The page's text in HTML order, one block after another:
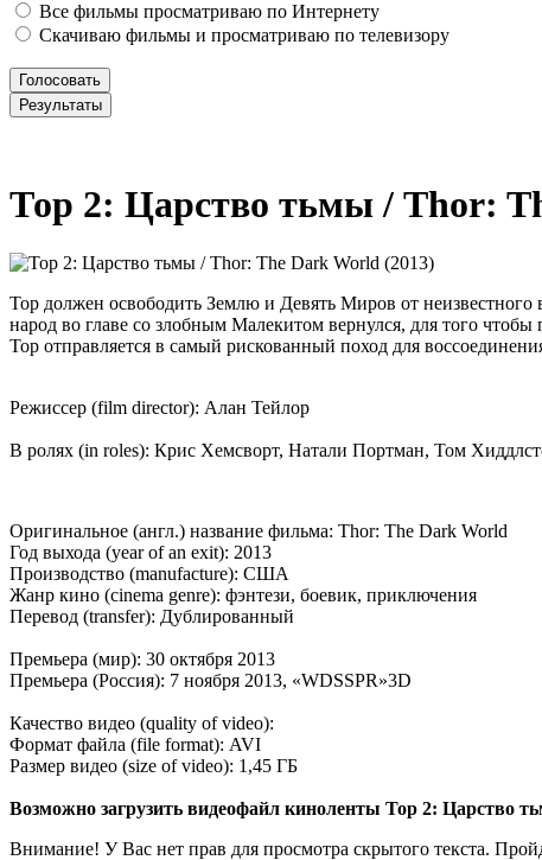
Все фильмы просматриваю по Интернету
Скачиваю фильмы и просматриваю по телевизору
Тор 2: Царство тьмы / Thor:
Тор должен освободить Землю и Девять Миров от неизвестного
народ во главе со злобным Малекитом вернулся, для того
Тор отправляется в самый рискованный поход для
Режиссер (film director): Алан Тейлор
В ролях (in roles): Крис Хемсворт, Натали Портман, Том
Оригинальное (англ.) название фильма: Thor: The Dark World
Год выхода (year of an exit): 2013
Производство (manufacture): США
Жанр кино (cinema genre): фэнтези, боевик, приключения
Перевод (transfer): Дублированный
Премьера (мир): 30 октября 2013
Премьера (Россия): 7 ноября 2013, «WDSSPR»3D
Качество видео (quality of video):
Формат файла (file format): AVI
Размер видео (size of video): 1,45 ГБ
Возможно загрузить видеофайл киноленты Тор 2: Царство
Внимание! У Вас нет прав для просмотра скрытого текста.